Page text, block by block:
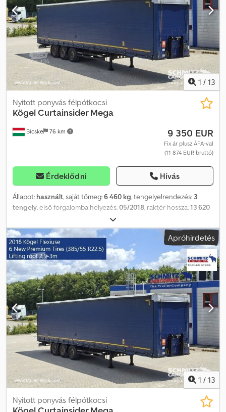
ponyvarendszer. A weboldalunkon megtalálja az összes elérhető
jármű áttekintését. Finanszírozásra van szüksége? Egyedi
finanszírozási megoldásokat, teljes körű szervizszerződéseket és
telematikai szolgáltatásokat kínálunk. Személyesen is szívesen
adunk tanácsot. Crjdpfx Aoznpb Deahof
1 / 13
Bicske 76 km
Nyitott ponyvás félpótkocsi
KögelCurtainsider Mega
9 350 EUR
Fix ár plusz ÁFA-val
(11 874 EUR bruttó)
Érdeklődni Hívás
Állapot: használt, saját tömeg:6 460 kg, tengelyelrendezés: 3
tengely , első forgalomba helyezés:05/2018 , raktér hossza:13 620
2 480 mm
rakodótér térfogata:101 m³, abroncs méret:385/55 R22,5,
Gyártási év:2018, Felszereltség: ABS
, Saját tömeg: 6460 kg, DIN EN
12642 (XL kód) tanúsítvány, Raktér (Ho Sz Ma): 13 620 mm x 2 480
mm x 3 000 mm, Gumi méret: 385/55 R22.5, Raktér térfogata: 101 m³,
1. tengely: , 2. tengely: , 3. tengely: , önszintező felfüggesztés,
elektronikus fékrendszer (EBS), tolótető, 1x15 és 2x7 tűs
csatlakozó, antispray, emelhető tető (kézi): 2,9 m - 3,0 m,
ponyvarendszer. A weboldalunkon megtalálja az összes elérhető
jármű áttekintését. Finanszírozásra van szüksége? Egyedi
finanszírozási megoldásokat, teljes körű szervizszerződéseket és
telematikai szolgáltatásokat kínálunk. Személyesen is szívesen
adunk tanácsot. Cedpfoznpcbjx Aahsrf
Apróhirdetés
1 / 13
Nyitott ponyvás félpótkocsi